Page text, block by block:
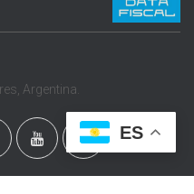
Argentina.
ES